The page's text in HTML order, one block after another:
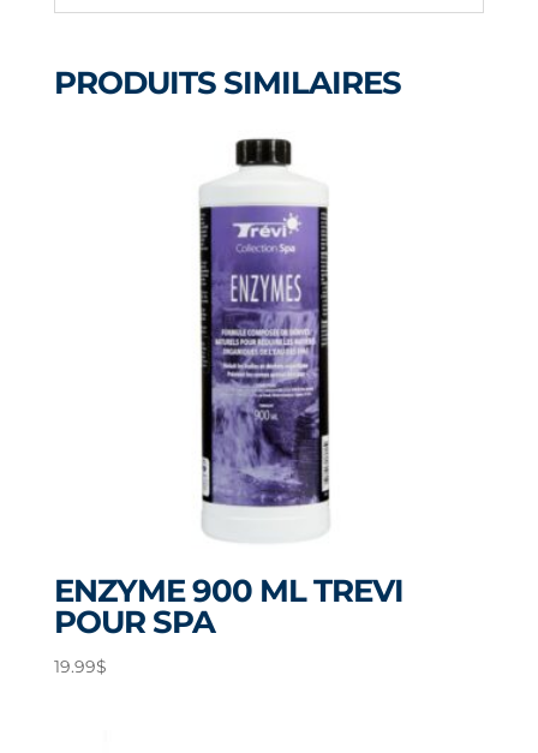
PRODUITS SIMILAIRES
ENZYME 900 ML TREVI
POUR SPA
19.99$